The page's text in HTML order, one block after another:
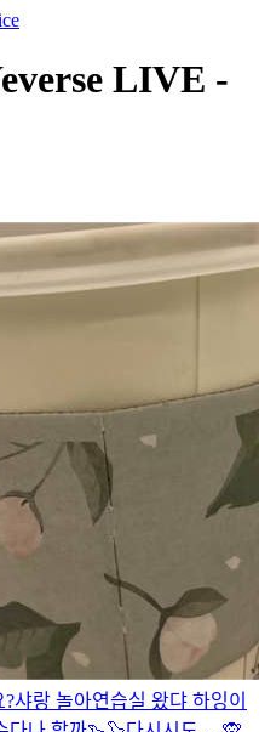
LIVE -
?샤랑 놀아연습실 왔댜 하잉이